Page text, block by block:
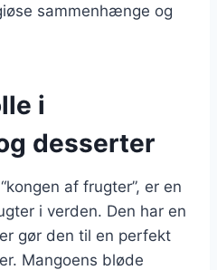
sammenhænge og
i
desserter
af frugter”, er en
i verden. Den har en
gør den til en perfekt
Mangoens bløde